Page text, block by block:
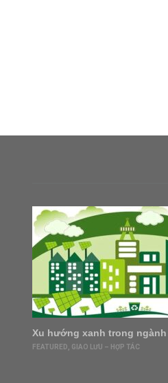
Xu hướng xanh trong
FEATURED GIAO LƯU – HỢP TÁC